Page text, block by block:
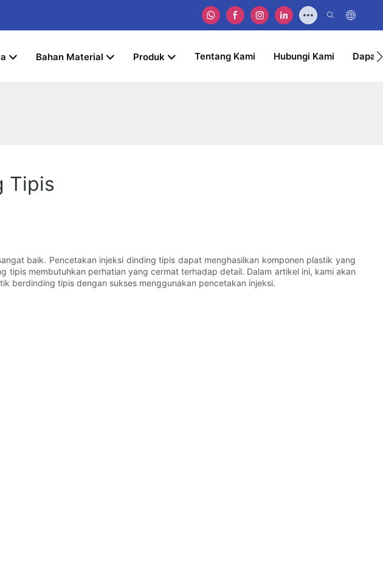
Bahan Material Produk Tentang Kami Hubungi Kami
Tipis
baik. Pencetakan injeksi dinding tipis dapat menghasilkan komponen plastik yang
membutuhkan perhatian yang cermat terhadap detail. Dalam artikel ini, kami akan
berdinding tipis dengan sukses menggunakan pencetakan injeksi.